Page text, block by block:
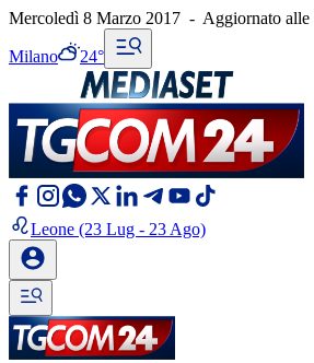
Mercoledì 8 Marzo 2017 - Aggiornato alle
Milano 24°
Leone (23 Lug - 23 Ago)